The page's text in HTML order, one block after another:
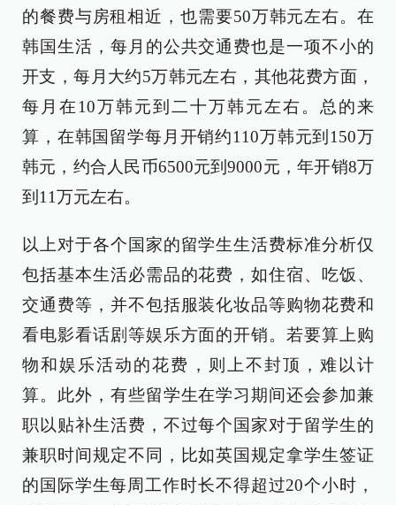
的餐费与房租相近，也需要50万韩元左右。在
韩国生活，每月的公共交通费也是一项不小的
开支，每月大约5万韩元左右，其他花费方面，
每月在10万韩元到二十万韩元左右。总的来
算，在韩国留学每月开销约110万韩元到150万
韩元，约合人民币6500元到9000元，年开销8万
到11万元左右。
以上对于各个国家的留学生生活费标准分析仅
包括基本生活必需品的花费，如住宿、吃饭、
交通费等，并不包括服装化妆品等购物花费和
看电影看话剧等娱乐方面的开销。若要算上购
物和娱乐活动的花费，则上不封顶，难以计
算。此外，有些留学生在学习期间还会参加兼
职以贴补生活费，不过每个国家对于留学生的
兼职时间规定不同，比如英国规定拿学生签证
的国际学生每周工作时长不得超过20个小时，